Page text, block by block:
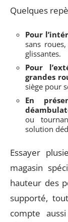
Quelques
Pour
sans
glissantes.
Pour
grandes
siège pour
En
ou
solution
Essayer
magasin
hauteur des
supporté,
compte